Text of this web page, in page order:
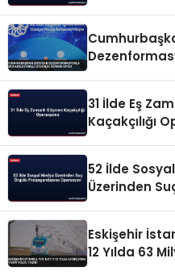
31 İlde Eş
Kaçakçılığı
52 İlde
Üzerinden
Eskişehir
12 Yılda 63